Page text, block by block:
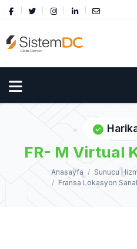
FR- M Virtual
Anasayfa Sunucu
Fransa Lokasyon